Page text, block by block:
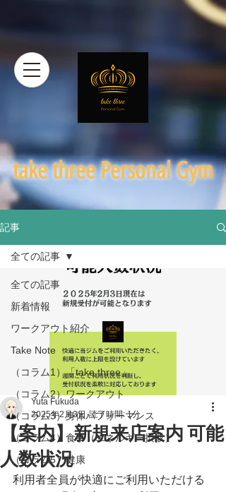
​take three Personal Gym
記事
全ての記事
新着情報
ワークアウト紹介
Take Note
（コラム1）「take three」
（コラム2）ワークアウト
（コラム3）身体パフォーマンス
（コラム4）食事（エネルギー摂取）
（コラム5）健康
全ての記事
【案内】新規来店案内 可能
人数状況
Yuta Fukuda
2025年2月3日 読了時間: 1分
利用者全員が快適にご利用いただける